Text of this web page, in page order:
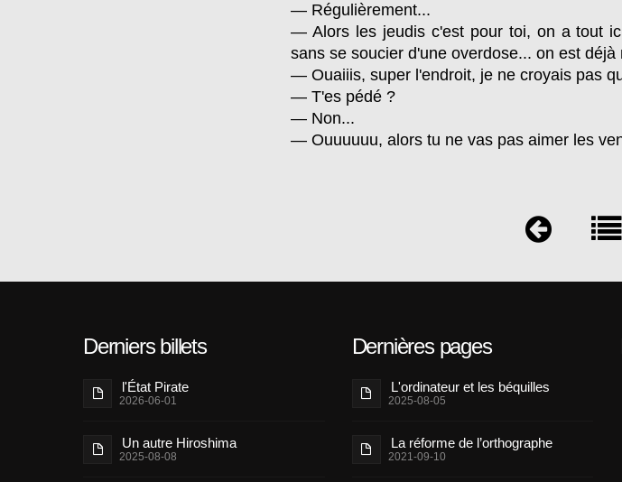
— Régulièrement...
— Alors les jeudis c'est pour toi, on a tout
sans se soucier d'une overdose... on est déjà
— Ouaiiis, super l'endroit, je ne croyais pas
— T'es pédé ?
— Non...
— Ouuuuuu, alors tu ne vas pas aimer les
Derniers billets
l'État Pirate
2026-06-01
Un autre Hiroshima
2025-08-08
Dernières pages
L'ordinateur et les béquilles
2025-08-05
La réforme de l’orthographe
2021-09-10